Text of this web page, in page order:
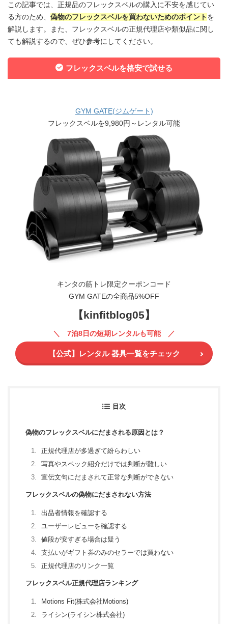
この記事では、正規品のフレックスベルの購入に不安を感じてい
る方のため、 偽物のフレックスベルを買わないためのポイントを
解説します。また、フレックスベルの正規代理店や類似品に関し
ても解説するので、ぜひ参考にしてください。
フレックスベルを格安で試せる
GYM GATE(ジムゲート)
フレックスベルを9,980円～レンタル可能
キンタの筋トレ限定クーポンコード
GYM GATEの全商品5%OFF
【kinfitblog05】
7泊8日の短期レンタルも可能
【公式】レンタル 器具一覧をチェック
目次
偽物のフレックスベルにだまされる原因とは？
正規代理店が多過ぎて紛らわしい
写真やスペック紹介だけでは判断が難しい
宣伝文句にだまされて正常な判断ができない
フレックスベルの偽物にだまされない方法
出品者情報を確認する
ユーザーレビューを確認する
値段が安すぎる場合は疑う
支払いがギフト券のみのセラーでは買わない
正規代理店のリンク一覧
フレックスベル正規代理店ランキング
Motions Fit(株式会社Motions)
ライシン(ライシン株式会社)